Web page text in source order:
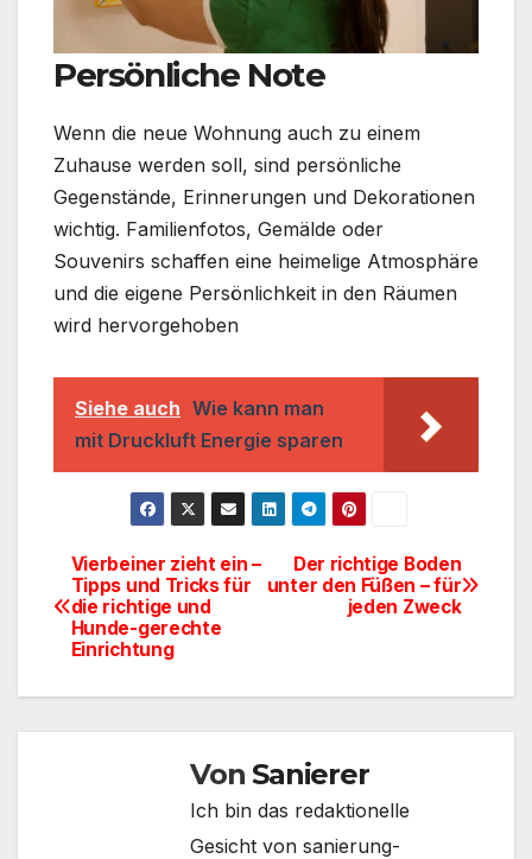
Persönliche Note
Wenn die neue Wohnung auch zu einem
Zuhause werden soll, sind persönliche
Gegenstände, Erinnerungen und Dekorationen
wichtig. Familienfotos, Gemälde oder
Souvenirs schaffen eine heimelige Atmosphäre
und die eigene Persönlichkeit in den Räumen
wird hervorgehoben
Siehe auch Wie kann man
mit Druckluft Energie sparen
Beitragsnavigation
Der richtige Boden
unter den Füßen – für
jeden Zweck
Vierbeiner zieht ein –
Tipps und Tricks für
die richtige und
Hunde-gerechte
Einrichtung
Von Sanierer
Ich bin das redaktionelle
Gesicht von sanierung-